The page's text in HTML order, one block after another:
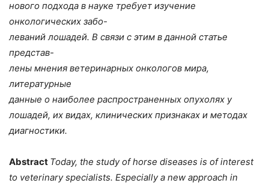
нового подхода в науке требует изучение
онкологических забо-
леваний лошадей. В связи с этим в данной статье
представ-
лены мнения ветеринарных онкологов мира,
литературные
данные о наиболее распространенных опухолях у
лошадей, их видах, клинических признаках и методах
диагностики.
Abstract Today, the study of horse diseases is of interest
to veterinary specialists. Especially a new approach in